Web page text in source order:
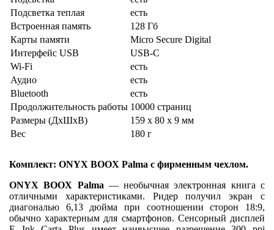
Подсветка теплая
есть
Встроенная память
128 Гб
Карты памяти
Micro Secure Digital
Интерфейс USB
USB-C
Wi-Fi
есть
Аудио
есть
Bluetooth
есть
Продолжительность работы 10000 страниц
Размеры (ДхШхВ)
159 x 80 x 9 мм
Вес
180 г
Комплект: ONYX BOOX Palma с фирменным чехлом.
ONYX BOOX Palma — необычная электронная книга с
отличными характеристиками. Ридер получил экран с
диагональю 6,13 дюйма при соотношении сторон 18:9,
обычно характерным для смартфонов. Сенсорный дисплей